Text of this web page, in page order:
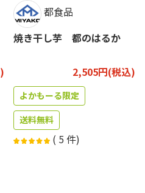
都食品
焼き干し芋 都のはるか
2,505円(税込)
よかもーる限定
送料無料
( 5 件)